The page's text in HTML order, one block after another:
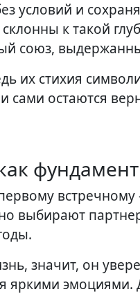
условий и
к такой
союз,
их стихия
сами остаются
выбирают
значит, он
яркими